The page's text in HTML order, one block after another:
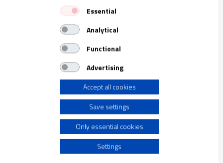
Biden, un católico en la Casa Blanca frente a los
fieles ‘trumpistas’
MASSIMO FAGGIOLI
Your consent and the cookie policy applies solely to this website/app.
View Partner List (1 IAB Vendors)
We use your data for the following purposes:
IAB processing purposes:
Use limited data to select advertising
Create profiles for personalised advertising
Use profiles to select personalised advertising
Essential
Analytical
Functional
Advertising
Accept all cookies
Save settings
Only essential cookies
Settings